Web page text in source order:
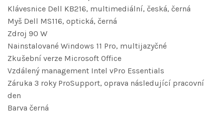
Klávesnice Dell KB216, multimediální, česká, černá
Myš Dell MS116, optická, černá
Zdroj 90 W
Nainstalované Windows 11 Pro, multijazyčné
Zkušební verze Microsoft Office
Vzdálený management Intel vPro Essentials
Záruka 3 roky ProSupport, oprava následující pracovní
den
Barva černá